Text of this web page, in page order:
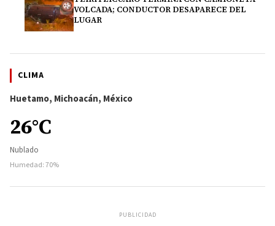
VOLCADA; CONDUCTOR DESAPARECE DEL
LUGAR
CLIMA
Huetamo, Michoacán, México
26°C
Nublado
Humedad: 70%
PUBLICIDAD